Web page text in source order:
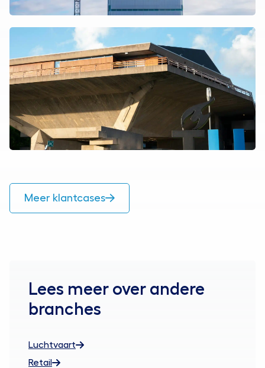
Mammoet
Lees over de case
Lees over de case
Lees over de case TU Delft
Meer klantcases
Lees meer over andere
branches
Luchtvaart
Retail